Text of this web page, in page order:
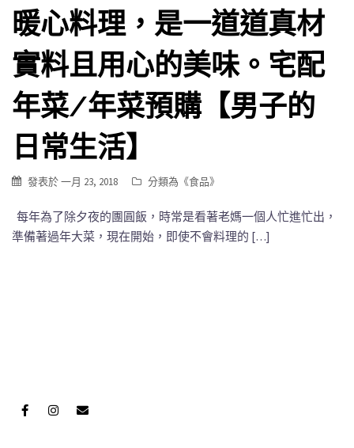
暖心料理，是一道道真材
實料且用心的美味。宅配
年菜/年菜預購【男子的
日常生活】
發表於一月 23, 2018 分類為《食品》
每年為了除夕夜的團圓飯，時常是看著老媽一個人忙進忙出，
準備著過年大菜，現在開始，即使不會料理的 […]